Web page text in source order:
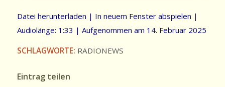
Datei herunterladen | In neuem Fenster abspielen |
Audiolänge: 1:33 | Aufgenommen am 14. Februar 2025
SCHLAGWORTE: RADIONEWS
Eintrag teilen